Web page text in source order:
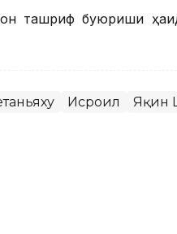
ташриф буюриши
Исроил
Яқин